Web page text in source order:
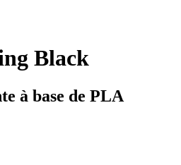
Black
à base de PLA